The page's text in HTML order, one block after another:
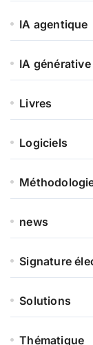
IA agentique
IA générative
Livres
Logiciels
news
Signature
Solutions
Thématique